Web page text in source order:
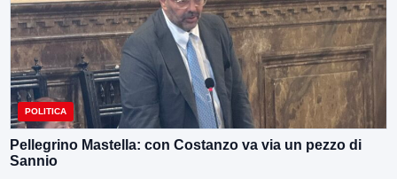
POLITICA
Pellegrino Mastella: con Costanzo va via un pezzo di
Sannio